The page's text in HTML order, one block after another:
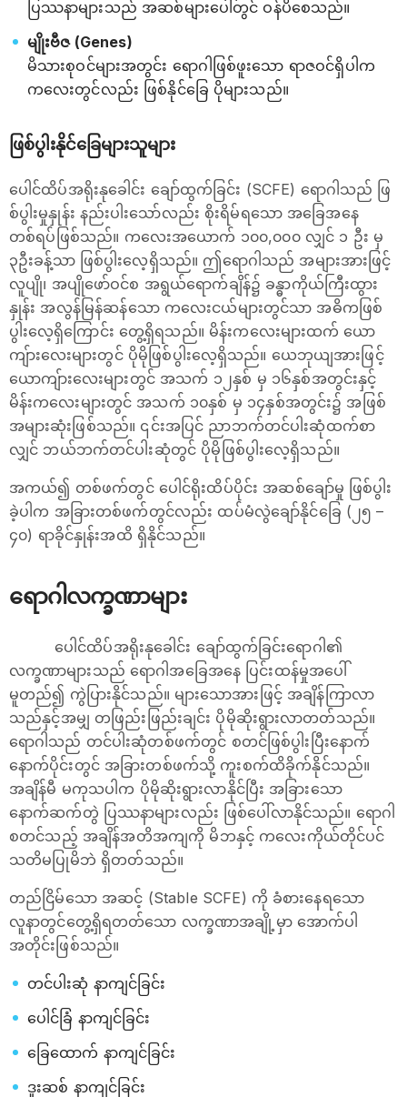
ပြဿနာများသည် အဆစ်များပေါ်တွင် ဝန်ပိစေသည်။
မျိုးဗီဇ (Genes)
မိသားစုဝင်များအတွင်း ရောဂါဖြစ်ဖူးသော ရာဇဝင်ရှိပါက
ကလေးတွင်လည်း ဖြစ်နိုင်ခြေ ပိုများသည်။
ဖြစ်ပွါးနိုင်ခြေများသူများ
ပေါင်ထိပ်အရိုးနုခေါင်း ချော်ထွက်ခြင်း (SCFE) ရောဂါသည် ဖြ
စ်ပွါးမှုနှုန်း နည်းပါးသော်လည်း စိုးရိမ်ရသော အခြေအနေ
တစ်ရပ်ဖြစ်သည်။ ကလေးအယောက် ၁၀၀,၀၀၀ လျှင် ၁ ဦး မှ
၃ဦးခန့်သာ ဖြစ်ပွါးလေ့ရှိသည်။ ဤရောဂါသည် အများအားဖြင့်
လူပျို၊ အပျိုဖော်ဝင်စ အရွယ်ရောက်ချိန်၌ ခန္ဓာကိုယ်ကြီးထွား
နှုန်း အလွန်မြန်ဆန်သော ကလေးငယ်များတွင်သာ အဓိကဖြစ်
ပွါးလေ့ရှိကြောင်း တွေ့ရှိရသည်။ မိန်းကလေးများထက် ယော
ကျ်ားလေးများတွင် ပိုမိုဖြစ်ပွါးလေ့ရှိသည်။ ယေဘုယျအားဖြင့်
ယောကျ်ားလေးများတွင် အသက် ၁၂နှစ် မှ ၁၆နှစ်အတွင်းနှင့်
မိန်းကလေးများတွင် အသက် ၁၀နှစ် မှ ၁၄နှစ်အတွင်း၌ အဖြစ်
အများဆုံးဖြစ်သည်။ ၎င်းအပြင် ညာဘက်တင်ပါးဆုံထက်စာ
လျှင် ဘယ်ဘက်တင်ပါးဆုံတွင် ပိုမိုဖြစ်ပွါးလေ့ရှိသည်။
အကယ်၍ တစ်ဖက်တွင် ပေါင်ရိုးထိပ်ပိုင်း အဆစ်ချော်မှု ဖြစ်ပွါး
ခဲ့ပါက အခြားတစ်ဖက်တွင်လည်း ထပ်မံလွဲချော်နိုင်ခြေ (၂၅ –
၄၀) ရာခိုင်နှုန်းအထိ ရှိနိုင်သည်။
ရောဂါလက္ခဏာများ
ပေါင်ထိပ်အရိုးနုခေါင်း ချော်ထွက်ခြင်းရောဂါ၏
လက္ခဏာများသည် ရောဂါအခြေအနေ ပြင်းထန်မှုအပေါ်
မူတည်၍ ကွဲပြားနိုင်သည်။ များသောအားဖြင့် အချိန်ကြာလာ
သည်နှင့်အမျှ တဖြည်းဖြည်းချင်း ပိုမိုဆိုးရွားလာတတ်သည်။
ရောဂါသည် တင်ပါးဆုံတစ်ဖက်တွင် စတင်ဖြစ်ပွါးပြီးနောက်
နောက်ပိုင်းတွင် အခြားတစ်ဖက်သို့ ကူးစက်ထိခိုက်နိုင်သည်။
အချိန်မီ မကုသပါက ပိုမိုဆိုးရွားလာနိုင်ပြီး အခြားသော
နောက်ဆက်တွဲ ပြဿနာများလည်း ဖြစ်ပေါ်လာနိုင်သည်။ ရောဂါ
စတင်သည့် အချိန်အတိအကျကို မိဘနှင့် ကလေးကိုယ်တိုင်ပင်
သတိမပြုမိဘဲ ရှိတတ်သည်။
တည်ငြိမ်သော အဆင့် (Stable SCFE) ကို ခံစားနေရသော
လူနာတွင်တွေ့ရှိရတတ်သော လက္ခဏာအချို့မှာ အောက်ပါ
အတိုင်းဖြစ်သည်။
တင်ပါးဆုံ နာကျင်ခြင်း
ပေါင်ခြံ နာကျင်ခြင်း
ခြေထောက် နာကျင်ခြင်း
ဒူးဆစ် နာကျင်ခြင်း